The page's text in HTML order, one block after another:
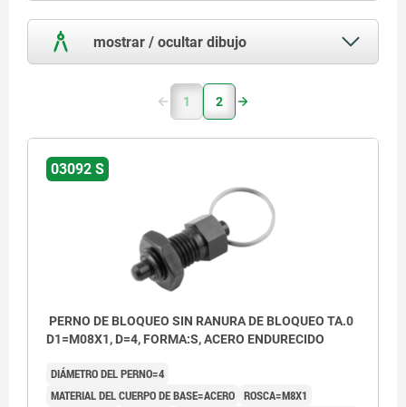
mostrar / ocultar dibujo
1 2
03092 S
PERNO DE BLOQUEO SIN RANURA DE BLOQUEO TA.0
D1=M08X1, D=4, FORMA:S, ACERO ENDURECIDO
DIÁMETRO DEL PERNO=4
MATERIAL DEL CUERPO DE BASE=ACERO ROSCA=M8X1